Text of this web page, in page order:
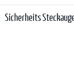
Sicherheits